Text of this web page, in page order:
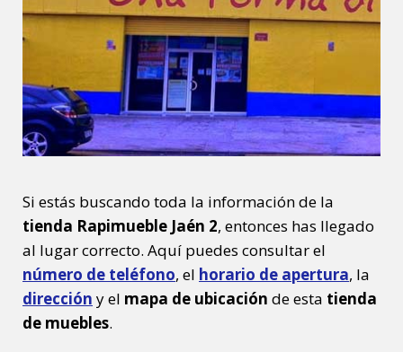
Si estás buscando toda la información de la
tienda Rapimueble Jaén 2, entonces has llegado
al lugar correcto. Aquí puedes consultar el
número de teléfono, el horario de apertura, la
dirección y el mapa de ubicación de esta tienda
de muebles.